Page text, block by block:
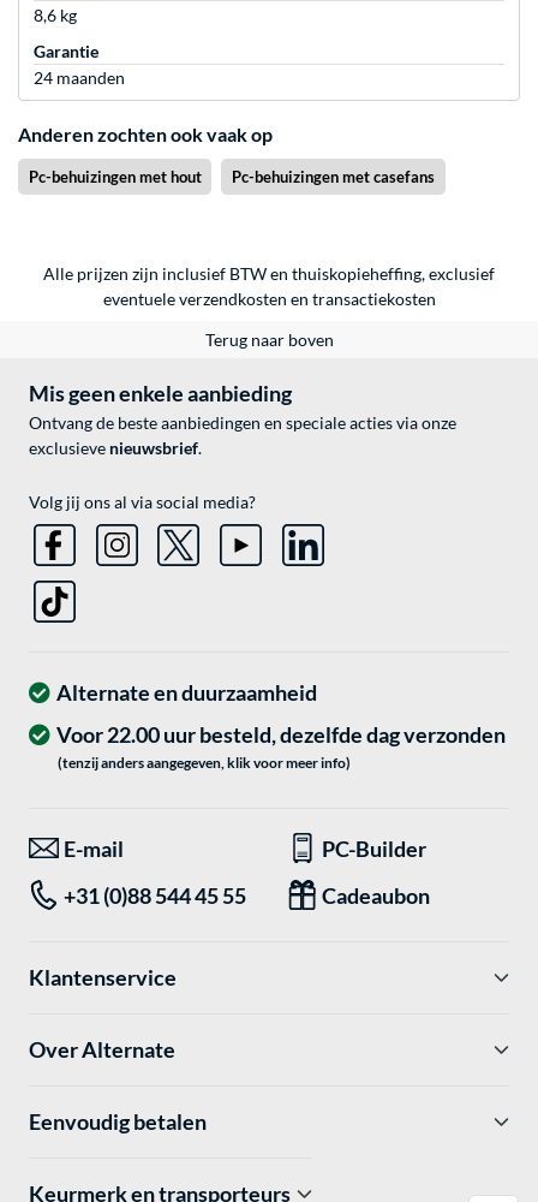
8,6 kg
Garantie
24 maanden
Anderen zochten ook vaak op
Pc-behuizingen met hout Pc-behuizingen met casefans
Alle prijzen zijn inclusief BTW en thuiskopieheffing, exclusief
eventueleverzendkosten en transactiekosten
Terug naar boven
Mis geen enkele aanbieding
Ontvang de beste aanbiedingen en speciale acties via onze
exclusieve nieuwsbrief.
Volg jij ons al via social media?
Alternate en duurzaamheid
Voor 22.00 uur besteld, dezelfde dag verzonden
(tenzij anders aangegeven, klik voor meer info)
E-mail
PC-Builder
+31 (0)88 544 45 55
Cadeaubon
Klantenservice
Over Alternate
Eenvoudig betalen
Keurmerk en transporteurs